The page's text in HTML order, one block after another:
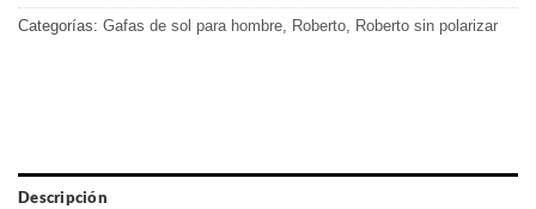
Categorías: Gafas de sol para hombre, Roberto, Roberto sin polarizar
Descripción